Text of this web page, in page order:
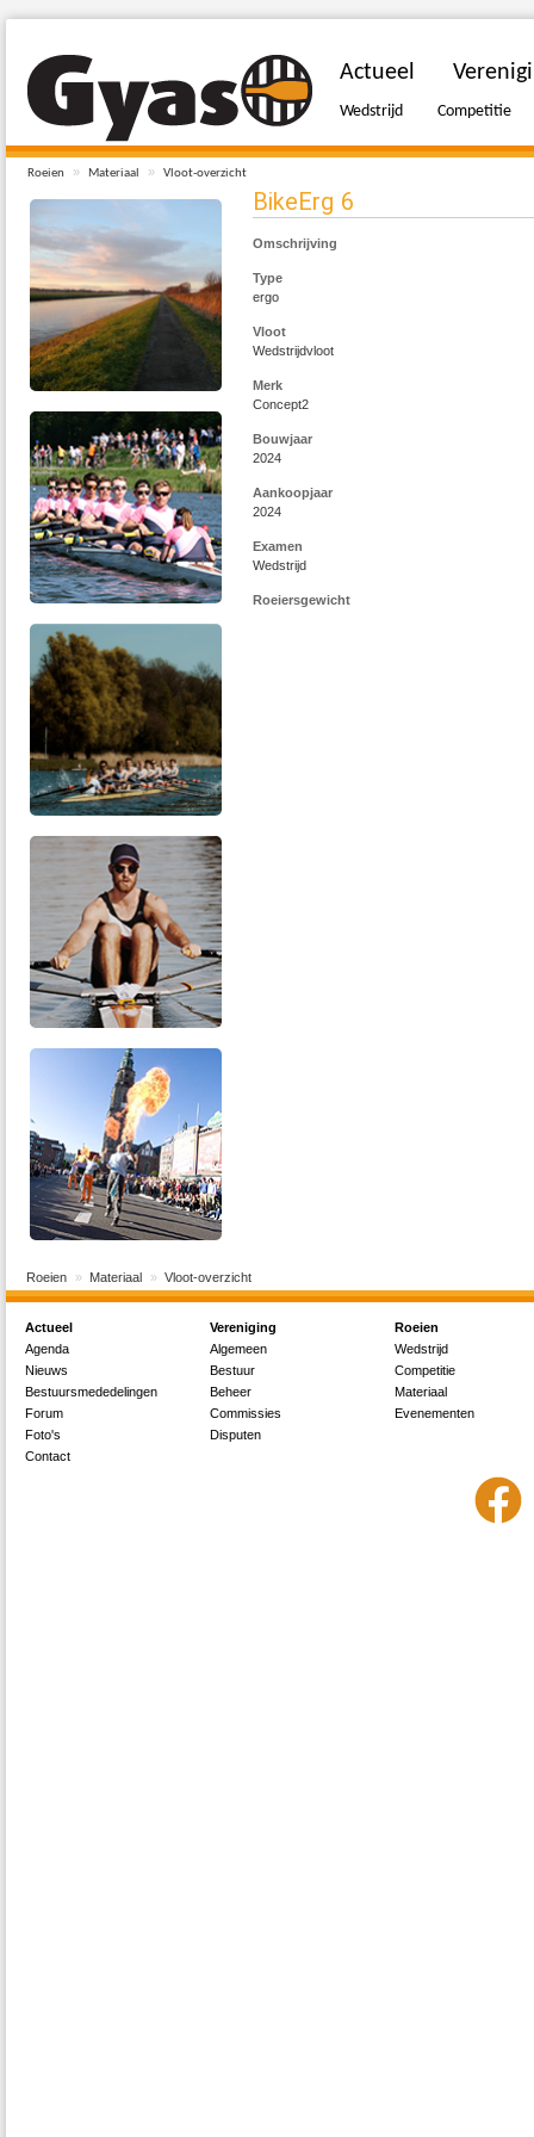
Roeien » Materiaal » Vloot-overzicht
Actueel
Wedstrijd Competitie
BikeErg 6
Omschrijving
Type
ergo
Vloot
Wedstrijdvloot
Merk
Concept2
Bouwjaar
2024
Aankoopjaar
2024
Examen
Wedstrijd
Roeiersgewicht
Roeien Materiaal Vloot-overzicht
Actueel
Agenda
Nieuws
Bestuursmededelingen
Forum
Foto's
Contact
Vereniging
Algemeen
Bestuur
Beheer
Commissies
Disputen
Roeien
Wedstrijd
Competitie
Materiaal
Evenementen